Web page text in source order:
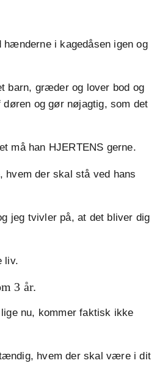
hænderne i kagedåsen igen og
barn, græder og lover bod og
døren og gør nøjagtig, som det
må han HJERTENS gerne.
hvem der skal stå ved hans
jeg tvivler på, at det bliver dig
liv.
3 år.
nu, kommer faktisk ikke
hvem der skal være i dit